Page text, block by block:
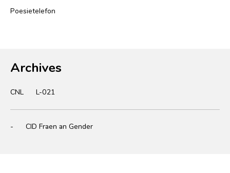
Poesietelefon
Archives
CNL L-021
- CID Fraen an Gender